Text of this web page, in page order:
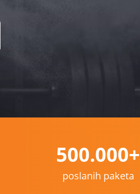
500.000+
poslanih paketa